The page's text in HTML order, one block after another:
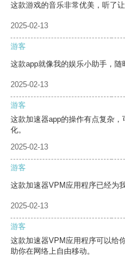
这款游戏的音乐非常优美，听了让
2025-02-13
游客
这款app就像我的娱乐小助手，随
2025-02-13
游客
这款加速器app的操作有点复杂
化。
2025-02-13
游客
这款加速器VPM应用程序已经为
2025-02-13
游客
这款加速器VPM应用程序可以给
助你在网络上自由移动。